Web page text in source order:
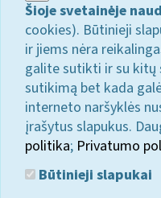
Šioje svetainėje
cookies). Būtinieji
ir jiems nėra
galite sutikti ir su kitų
sutikimą bet kada
interneto naršyklės
įrašytus slapukus.
politika; Privatumo
Būtinieji slapukai